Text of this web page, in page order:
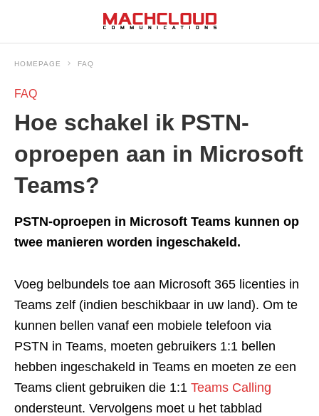
HOMEPAGE FAQ
FAQ
Hoe schakel ik PSTN-
oproepen aan in Microsoft
Teams?
PSTN-oproepen in Microsoft Teams kunnen op
twee manieren worden ingeschakeld.
Voeg belbundels toe aan Microsoft 365 licenties in
Teams zelf (indien beschikbaar in uw land). Om te
kunnen bellen vanaf een mobiele telefoon via
PSTN in Teams, moeten gebruikers 1:1 bellen
hebben ingeschakeld in Teams en moeten ze een
Teams client gebruiken die 1:1 Teams Calling
ondersteunt. Vervolgens moet u het tabblad